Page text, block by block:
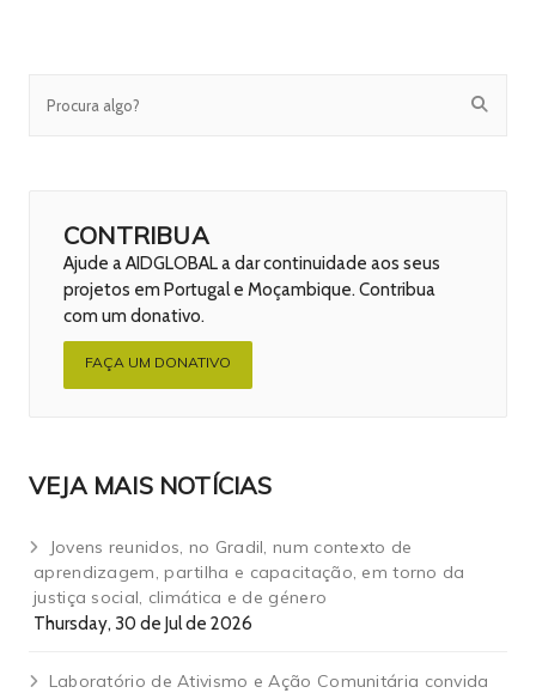
CONTRIBUA
Ajude a AIDGLOBAL a dar continuidade aos seus
projetos em Portugal e Moçambique. Contribua
com um donativo.
FAÇA UM DONATIVO
VEJA MAIS NOTÍCIAS
Jovens reunidos, no Gradil, num contexto de
aprendizagem, partilha e capacitação, em torno da
justiça social, climática e de género
Thursday, 30 de Jul de 2026
Laboratório de Ativismo e Ação Comunitária convida